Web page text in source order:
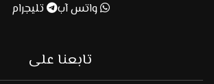
واتس آب تليجرام
تابعنا على